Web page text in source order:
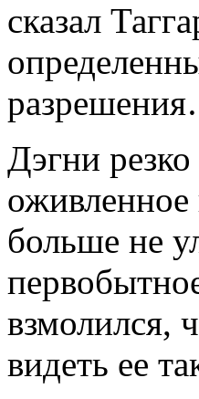
сказал
Дэгни
больше не
взмолился,
видеть ее